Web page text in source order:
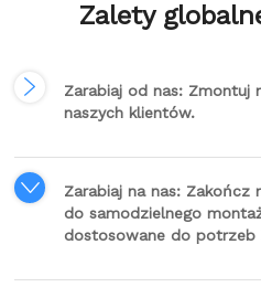
Zalety
Zarabiaj od nas:
naszych klientów.
Zarabiaj na nas: Zakończ
do samodzielnego
dostosowane do potrzeb